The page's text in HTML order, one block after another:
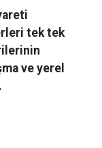
tek tek
ve yerel